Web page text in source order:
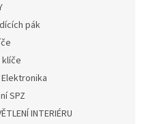
pák
klíče
SPZ
INTERIÉRU